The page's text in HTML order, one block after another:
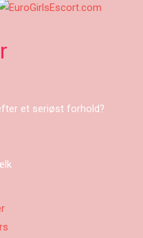
et seriøst forhold?